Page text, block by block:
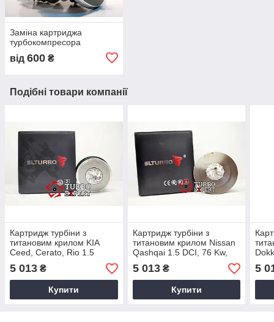
Заміна картриджа
турбокомпресора
від 600 ₴
Подібні товари компанії
Картридж турбіни з
титановим крилом KIA
Ceed, Cerato, Rio 1.5
D4FA/KBA, 2004+, 740611-
0003
5 013 ₴
Купити
Картридж турбіни з
титановим крилом Nissan
Qashqai 1.5 DCI, 76 Kw,
K9K, 14411-00Q0F, 2007-
2010, 54399880070
5 013₴
Купити
5